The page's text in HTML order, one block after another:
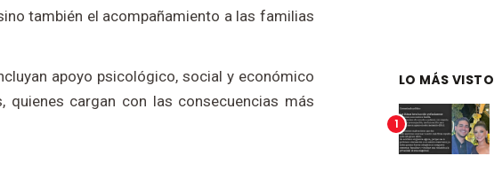
también el acompañamiento a las familias
apoyo psicológico, social y económico
cargan con las consecuencias más
LO MÁS VISTO
1